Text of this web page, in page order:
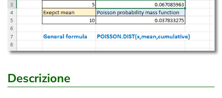
Descrizione